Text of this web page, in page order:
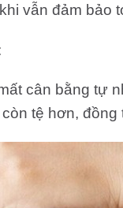
vẫn đảm bảo
cân bằng tự
tệ hơn, đồng